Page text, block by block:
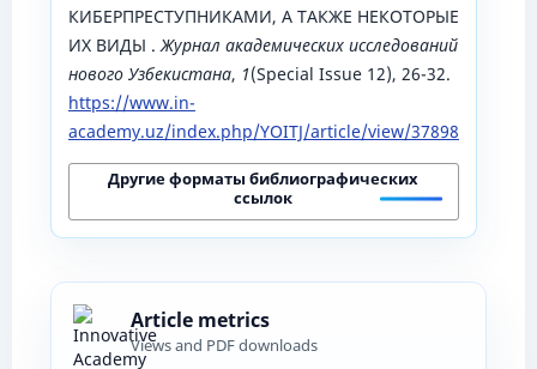
КИБЕРПРЕСТУПНИКАМИ, А ТАКЖЕ НЕКОТОРЫЕ
ИХ ВИДЫ .Журнал академических исследований
нового Узбекистана, 1(Special Issue 12), 26-32.
https://www.in-
academy.uz/index.php/YOITJ/article/view/37898
Другие форматы библиографических
ссылок
Article metrics
Views and PDF downloads